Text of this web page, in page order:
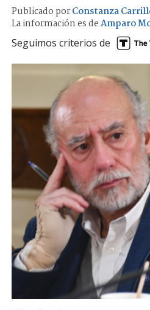
Publicado porConstanza
La información es deAmparo
Seguimos criterios de